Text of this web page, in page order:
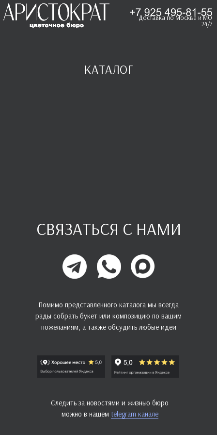
Доставка по Москве и МО
24/7
КАТАЛОГ
СВЯЗАТЬСЯ С НАМИ
Помимо представленного каталога мы всегда
рады собрать букет или композицию по вашим
пожеланиям, а также обсудить любые идеи
Следить за новостями и жизнью бюро
можно в нашем telegram канале